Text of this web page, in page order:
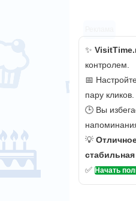
✨
контролем.
📅
пару кликов.
🕒 Вы
💡
стабильная
✅ Начать